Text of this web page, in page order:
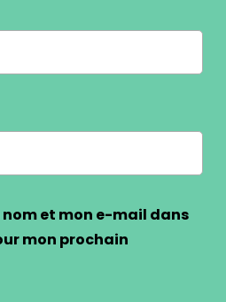
et mon e-mail dans
mon prochain